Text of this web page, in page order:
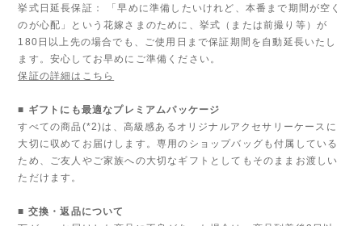
挙式日延長保証： 「早めに準備したいけれど、本番まで期間が空く
のが心配」という花嫁さまのために、挙式（または前撮り等）が
180日以上先の場合でも、ご使用日まで保証期間を自動延長いたし
ます。安心してお早めにご準備ください。
保証の詳細はこちら
■ ギフトにも最適なプレミアムパッケージ
すべての商品(*2)は、高級感あるオリジナルアクセサリーケースに
大切に収めてお届けします。専用のショップバッグも付属している
ため、ご友人やご家族への大切なギフトとしてもそのままお渡しい
ただけます。
■ 交換・返品について